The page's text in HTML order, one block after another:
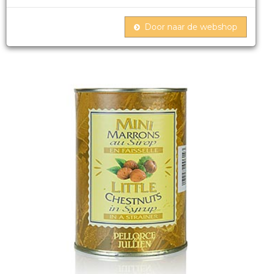
Mini -decoratieve kastanjes, ca. 80 st in tillen,
Door naar de webshop